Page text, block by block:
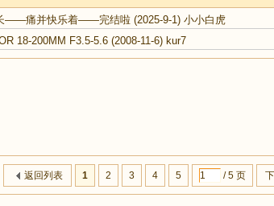
——痛并快乐着——完结啦 (2025-9-1) 小小白虎
18-200MM F3.5-5.6 (2008-11-6) kur7
1 2 3 4 5 / 5 页
返回列表